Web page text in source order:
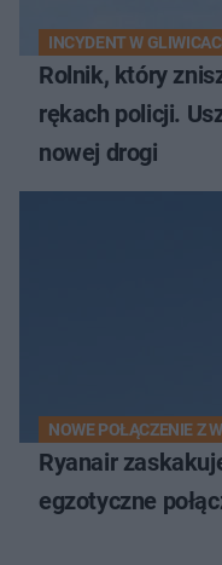
INCYDENT W
Rolnik, który
rękach policji.
nowej drogi
NOWE POŁĄCZENIE Z
Ryanair
egzotyczne